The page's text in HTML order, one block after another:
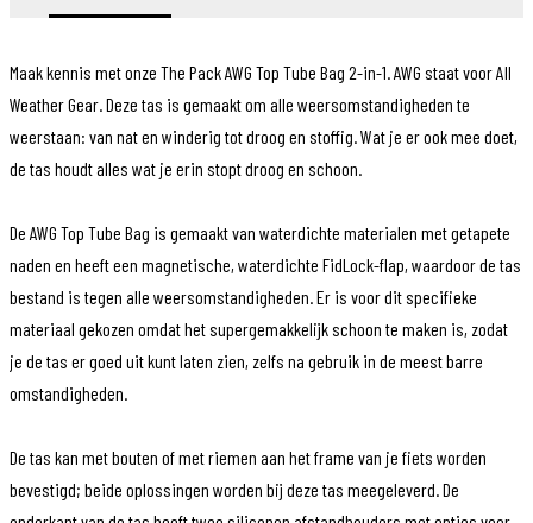
Maak kennis met onze The Pack AWG Top Tube Bag 2-in-1. AWG staat voor All
Weather Gear. Deze tas is gemaakt om alle weersomstandigheden te
weerstaan: van nat en winderig tot droog en stoffig. Wat je er ook mee doet,
de tas houdt alles wat je erin stopt droog en schoon.
De AWG Top Tube Bag is gemaakt van waterdichte materialen met getapete
naden en heeft een magnetische, waterdichte FidLock-flap, waardoor de tas
bestand is tegen alle weersomstandigheden. Er is voor dit specifieke
materiaal gekozen omdat het supergemakkelijk schoon te maken is, zodat
je de tas er goed uit kunt laten zien, zelfs na gebruik in de meest barre
omstandigheden.
De tas kan met bouten of met riemen aan het frame van je fiets worden
bevestigd; beide oplossingen worden bij deze tas meegeleverd. De